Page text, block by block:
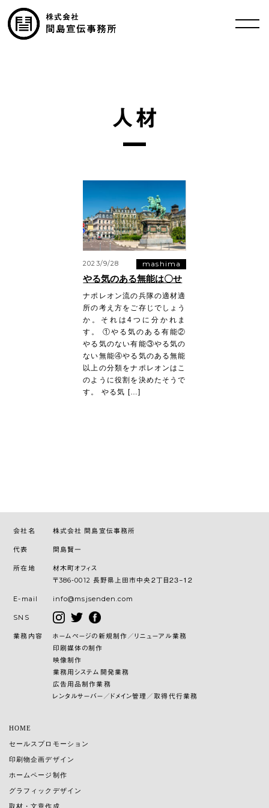
人材
2023/9/28 mashima
やる気のある無能は〇せ
ナポレオン流の兵隊の適材適
所の考え方をご存じでしょう
か。それは4つに分かれま
す。 ①やる気のある有能②
やる気のない有能③やる気の
ない無能④やる気のある無能
以上の分類をナポレオンはこ
のように役割を決めたそうで
す。 やる気 […]
会社名 株式会社 間島宣伝事務所
代表 間島賢一
所在地
材木町オフィス
〒386-0012 長野県上田市中央２丁目２３−１２
E-mail info@msjsenden.com
SNS
業務内容
ホームページの新規制作／リニューアル業務
印刷媒体の制作
映像制作
業務用システム開発業務
広告用品制作業務
レンタルサーバー／ドメイン管理／取得代行業務
HOME
セールスプロモーション
印刷物企画デザイン
ホームページ制作
グラフィックデザイン
取材・文章作成